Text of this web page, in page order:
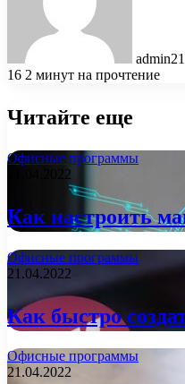
admin
16 2 минут на прочтение
Читайте еще
Офисные программы
21.04.2022
Как настроить
Офисные программы
21.04.2022
Как быстро
Офисные программы
21.04.2022